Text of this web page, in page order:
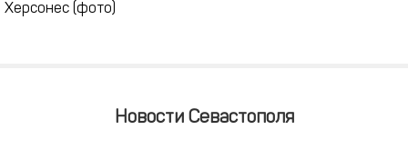
Херсонес (фото)
Новости Севастополя